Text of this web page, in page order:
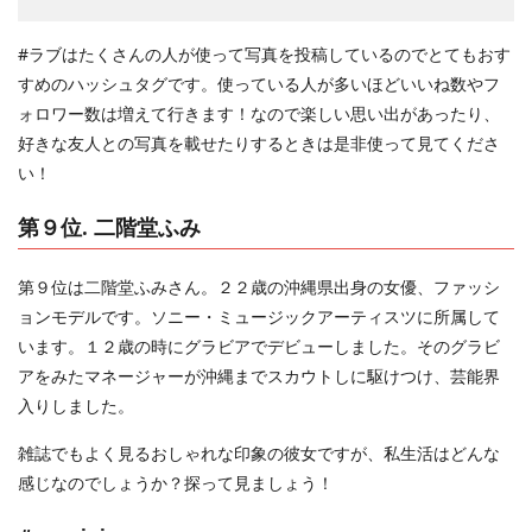
#ラブはたくさんの人が使って写真を投稿しているのでとてもおす
すめのハッシュタグです。使っている人が多いほどいいね数やフ
ォロワー数は増えて行きます！なので楽しい思い出があったり、
好きな友人との写真を載せたりするときは是非使って見てくださ
い！
第９位. 二階堂ふみ
第９位は二階堂ふみさん。２２歳の沖縄県出身の女優、ファッシ
ョンモデルです。ソニー・ミュージックアーティスツに所属して
います。１２歳の時にグラビアでデビューしました。そのグラビ
アをみたマネージャーが沖縄までスカウトしに駆けつけ、芸能界
入りしました。
雑誌でもよく見るおしゃれな印象の彼女ですが、私生活はどんな
感じなのでしょうか？探って見ましょう！